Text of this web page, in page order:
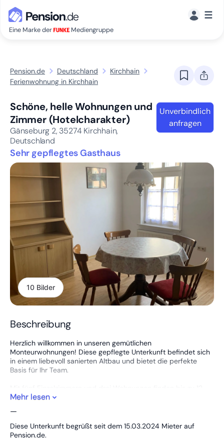
Eine Marke der Mediengruppe
☰
Pension.de Deutschland
Kirchhain
Ferienwohnung in Kirchhain
Schöne, helle Wohnungen und
Zimmer (Hotelcharakter)
Gänseburg 2, 35274 Kirchhain,
Deutschland
Sehr gepflegtes Gasthaus
Unverbindlich
anfragen
10 Bilder
Beschreibung
Herzlich willkommen in unseren gemütlichen
Monteurwohnungen! Diese gepflegte Unterkunft befindet sich
in einem liebevoll sanierten Altbau und bietet die perfekte
Basis für Ihr Team.
Personen ausreichend Platz für erholsame Nächte nach einem
Genießen Sie voll ausgestattete Küchen, in denen Sie
gemeinsam kochen können, sowie ein helles, einladendes
Mehr lesen
—
Diese Unterkunft begrüßt seit dem 15.03.2024 Mieter auf
Pension.de.